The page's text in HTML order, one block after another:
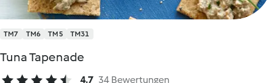
TM7 TM6 TM5 TM31
Tuna Tapenade
4.7 34 Bewertungen